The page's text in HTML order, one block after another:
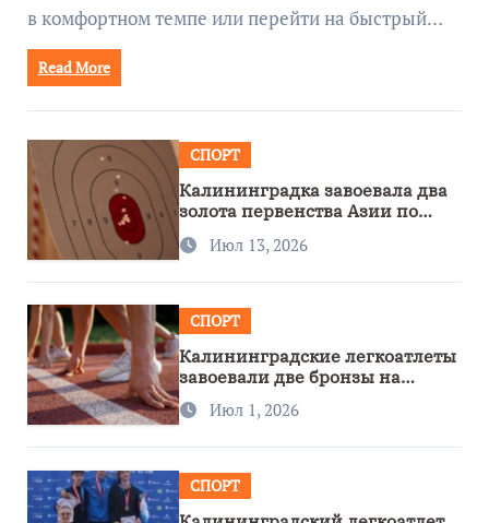
в комфортном темпе или перейти на быстрый…
Read More
СПОРТ
Калининградка завоевала два
золота первенства Азии по
метанию ножа
Июл 13, 2026
СПОРТ
Калининградские легкоатлеты
завоевали две бронзы на
первенстве России
Июл 1, 2026
СПОРТ